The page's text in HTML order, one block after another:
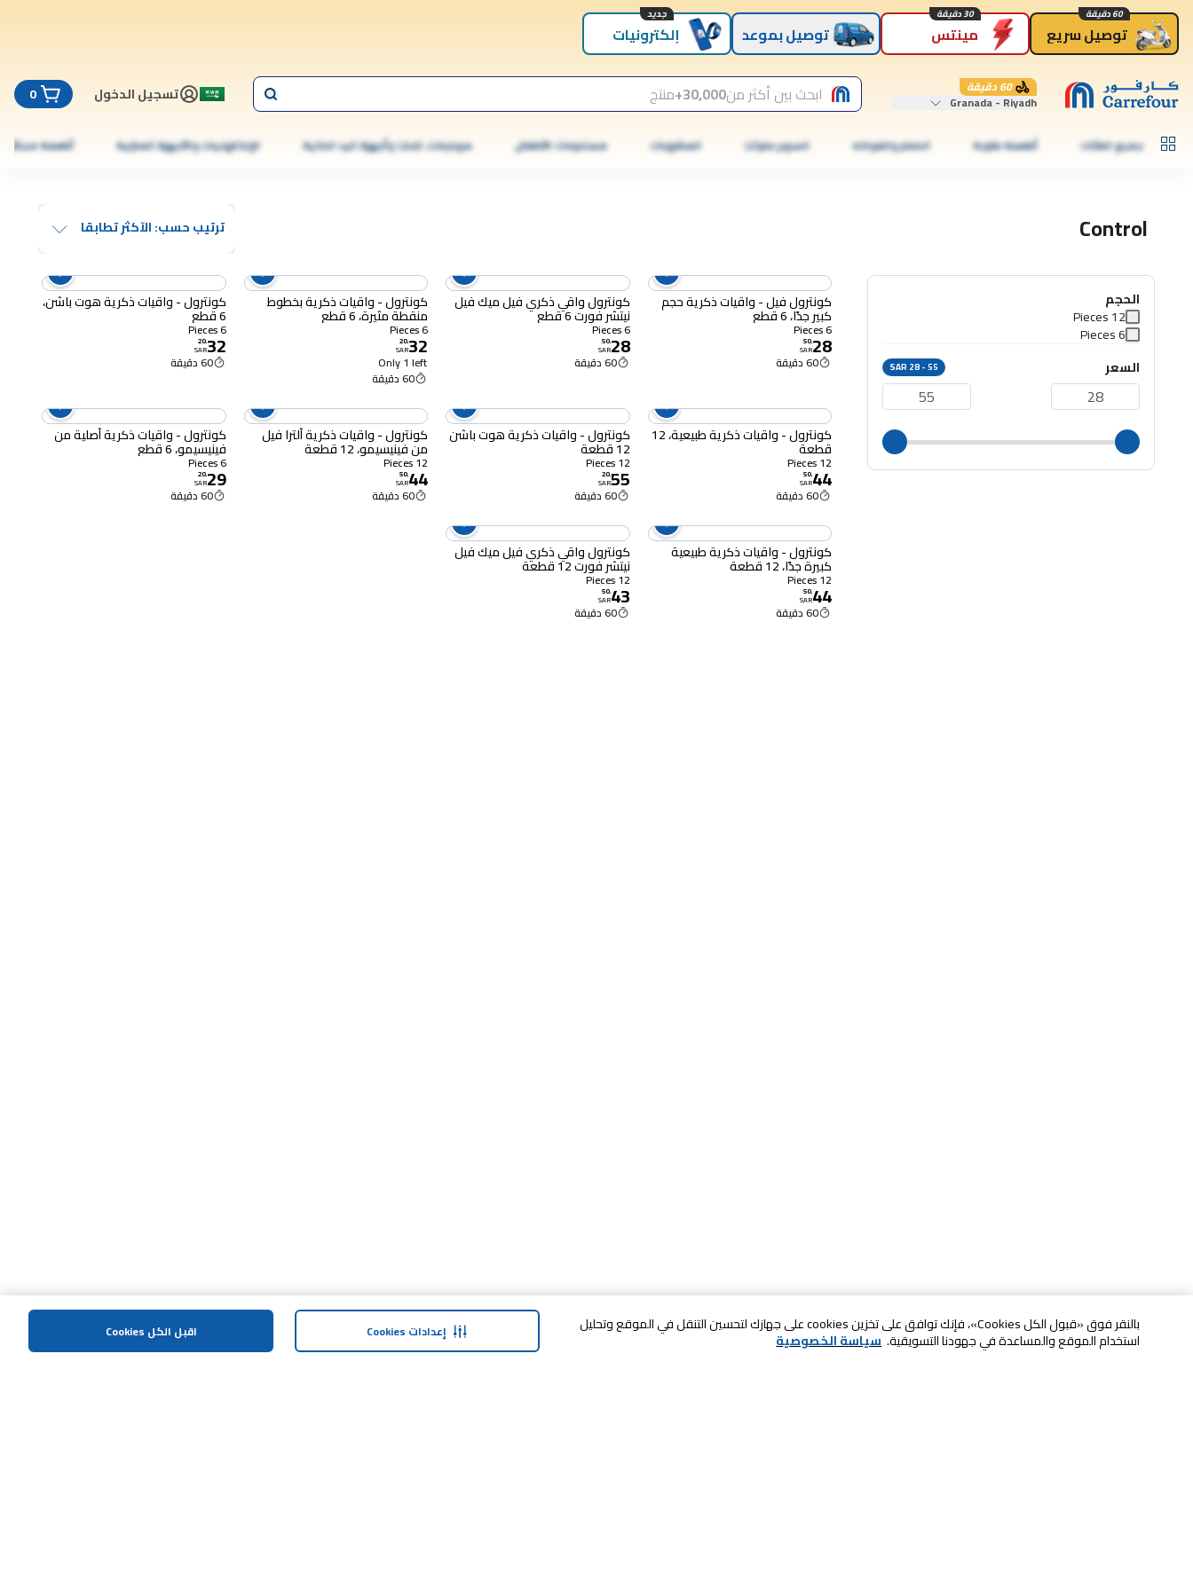
بالنقر فوق «قبول الكل Cookies»، فإنك توافق على تخزين cookies على جهازك لتحسين التنقل في الموقع وتحليل
استخدام الموقع والمساعدة في جهودنا التسويقية. سياسة الخصوصية اقبل الكل Cookies إعدادات Cookies
توصيل سريع
60 دقيقة
مينتس
30 دقيقة
توصيل بموعد إلكترونيات
جديد
60 دقيقة
Granada - Riyadh ابحث بين أكثر من30,000+ منتج تسجيل الدخول 0
جميع الفئات أطعمة طازجة الخضار والفواكه السوبر ماركت المشروبات مستلزمات الأطفال موبايلات، تابلت وأجهزة اليد الذكية الإلكترونيات والأجهزة المنزلية أطعمة مجمّدة
Control ترتيب حسب: الآكثر تطابقا
الحجم
12 Pieces
6 Pieces
السعر
SAR 28 - 55
كونترول فيل - واقيات ذكرية حجم
كبير جدًا، 6 قطع
6 Pieces
28
.
50
SAR
60 دقيقة
كونترول واقي ذكري فيل ميك فيل
نيتشر فورت 6 قطع
6 Pieces
28
.
50
SAR
60 دقيقة
كونترول - واقيات ذكرية بخطوط
منقطة مثيرة، 6 قطع
6 Pieces
32
.
20
SAR
Only 1 left
60 دقيقة
كونترول - واقيات ذكرية هوت باشن،
6 قطع
6 Pieces
32
.
20
SAR
60 دقيقة
كونترول - واقيات ذكرية طبيعية، 12
قطعة
12 Pieces
44
.
50
SAR
60 دقيقة
كونترول - واقيات ذكرية هوت باشن
12 قطعة
12 Pieces
55
.
20
SAR
60 دقيقة
كونترول - واقيات ذكرية ألترا فيل
من فينيسيمو، 12 قطعة
12 Pieces
44
.
50
SAR
60 دقيقة
كونترول - واقيات ذكرية أصلية من
فينيسيمو، 6 قطع
6 Pieces
29
.
20
SAR
60 دقيقة
كونترول - واقيات ذكرية طبيعية
كبيرة جدًا، 12 قطعة
12 Pieces
44
.
50
SAR
60 دقيقة
كونترول واقي ذكري فيل ميك فيل
نيتشر فورت 12 قطعة
12 Pieces
43
.
50
SAR
60 دقيقة